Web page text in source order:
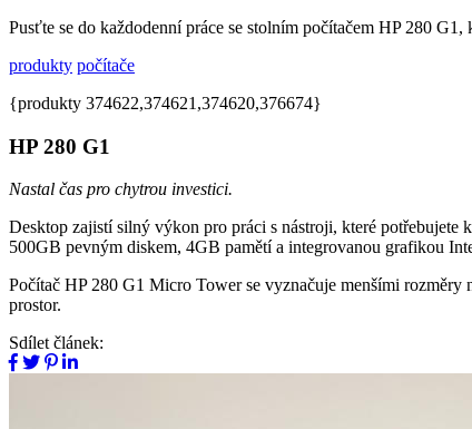
Pusťte se do každodenní práce se stolním počítačem HP 280
produkty počítače
{produkty 374622,374621,374620,376674}
HP 280 G1
Nastal čas pro chytrou investici.
Desktop zajistí silný výkon pro práci s nástroji, které
500GB pevným diskem, 4GB pamětí a integrovanou grafikou
Počítač HP 280 G1 Micro Tower se vyznačuje menšími
prostor.
Sdílet článek: